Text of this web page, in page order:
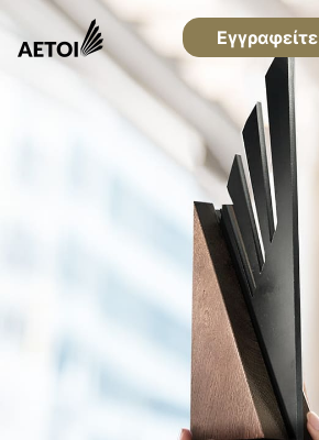
Εγγραφείτε